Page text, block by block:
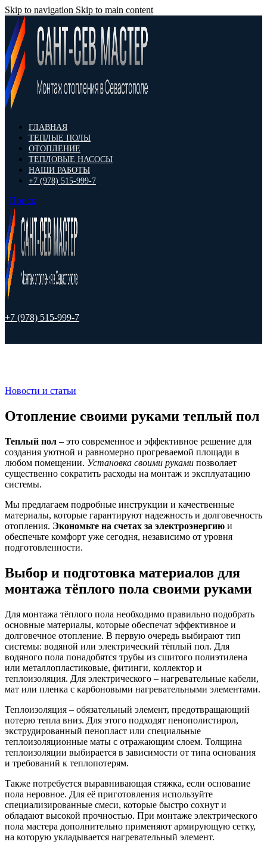
Skip to navigation Skip to main content
ГЛАВНАЯ
ТЕПЛЫЕ ПОЛЫ
ОТОПЛЕНИЕ
ТЕПЛОВЫЕ НАСОСЫ
НАШИ РАБОТЫ
+7 (978) 515-999-7
Поиск
+7 (978) 515-999-7
Новости и статьи
Отопление своими руками теплый пол
Теплый пол – это современное и эффективное решение для
создания уютной и равномерно прогреваемой площади в
любом помещении. Установка своими руками позволяет
существенно сократить расходы на монтаж и эксплуатацию
системы.
Мы предлагаем подробные инструкции и качественные
материалы, которые гарантируют надежность и долговечность
отопления. Экономьте на счетах за электроэнергию и
обеспечьте комфорт уже сегодня, независимо от уровня
подготовленности.
Выбор и подготовка материалов для
монтажа тёплого пола своими руками
Для монтажа тёплого пола необходимо правильно подобрать
основные материалы, которые обеспечат эффективное и
долговечное отопление. В первую очередь выбирают тип
системы: водяной или электрический тёплый пол. Для
водяного пола понадобятся трубы из сшитого полиэтилена
или металлопластиковые, фитинги, коллектор и
теплоизоляция. Для электрического – нагревательные кабели,
мат или пленка с карбоновыми нагревательными элементами.
Теплоизоляция – обязательный элемент, предотвращающий
потерю тепла вниз. Для этого подходят пенополистирол,
экструдированный пенопласт или специальные
теплоизоляционные маты с отражающим слоем. Толщина
теплоизоляции выбирается в зависимости от типа основания
и требований к теплопотерям.
Также потребуется выравнивающая стяжка, если основание
пола неровное. Для её приготовления используйте
специализированные смеси, которые быстро сохнут и
обладают высокой прочностью. При монтаже электрического
пола мастера дополнительно применяют армирующую сетку,
на которую укладывается нагревательный элемент.